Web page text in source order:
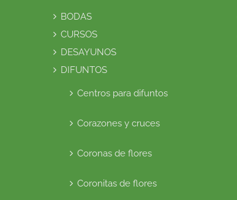
BODAS
CURSOS
DESAYUNOS
DIFUNTOS
Centros para difuntos
Corazones y cruces
Coronas de flores
Coronitas de flores